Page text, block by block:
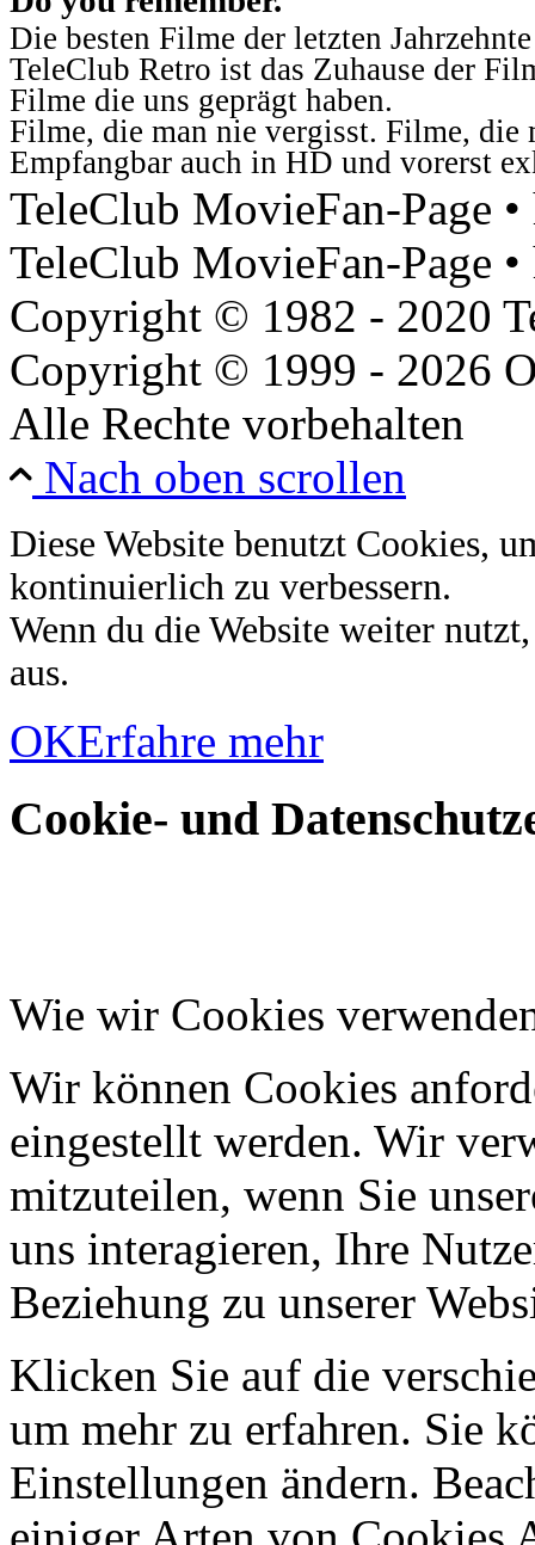
Die besten Filme der letzten
TeleClub Retro ist das Zuhause der
Filme die uns geprägt haben.
Filme, die man nie vergisst. Filme, die
Empfangbar auch in HD und vorerst
TeleClub MovieFan-Page
TeleClub MovieFan-Page
Copyright © 1982 - 2020
Copyright © 1999 - 2026
Alle Rechte vorbehalten
Nach oben scrollen
Diese Website benutzt Cookies,
kontinuierlich zu verbessern.
Wenn du die Website weiter
aus.
OKErfahre mehr
Cookie- und
Wie wir Cookies
Wir können Cookies
eingestellt werden. Wir
mitzuteilen, wenn Sie
uns interagieren, Ihre
Beziehung zu unserer
Klicken Sie auf die
um mehr zu erfahren. Sie
Einstellungen ändern.